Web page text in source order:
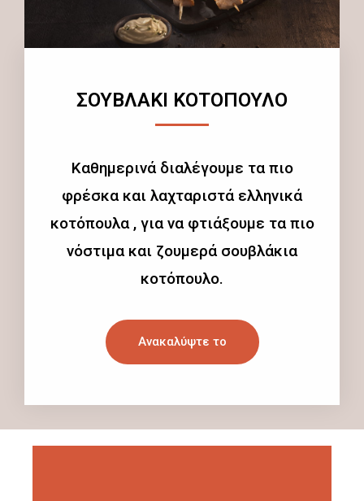
ΣΟΥΒΛΑΚΙ ΚΟΤΟΠΟΥΛΟ
Καθημερινά διαλέγουμε τα πιο
φρέσκα και λαχταριστά ελληνικά
κοτόπουλα , για να φτιάξουμε τα πιο
νόστιμα και ζουμερά σουβλάκια
κοτόπουλο.
Ανακαλύψτε το